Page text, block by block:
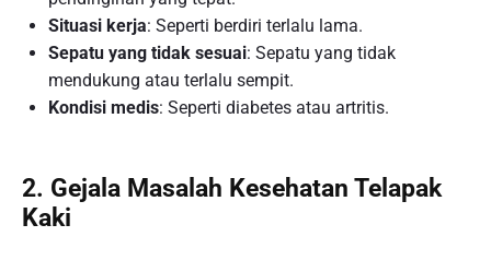
Situasi kerja: Seperti berdiri terlalu lama.
Sepatu yang tidak sesuai: Sepatu yang tidak
mendukung atau terlalu sempit.
Kondisi medis: Seperti diabetes atau artritis.
2. Gejala Masalah Kesehatan Telapak
Kaki